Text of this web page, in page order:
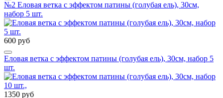
№2 Еловая ветка с эффектом патины (голубая ель), 30см,
набор 5 шт.
600 руб
Еловая ветка с эффектом патины (голубая ель), 30см, набор 5
шт.
1350 руб